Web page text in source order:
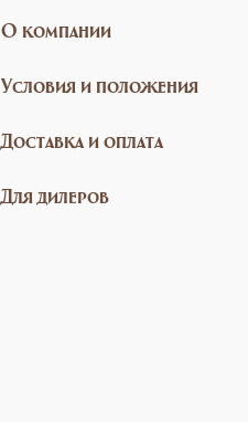
О компании
Условия и положения
Доставка и оплата
Для дилеров